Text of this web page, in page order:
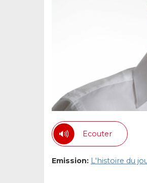
Ecouter
Emission: L'histoire du